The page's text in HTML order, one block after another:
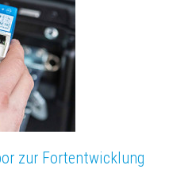
zur Fortentwicklung